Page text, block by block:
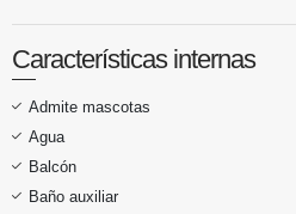
Características internas
Admite mascotas
Agua
Balcón
Baño auxiliar